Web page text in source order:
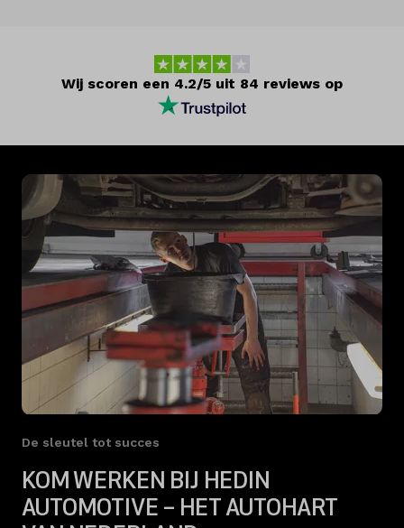
Wij scoren een 4.2/5 uit 84 reviews op
De sleutel tot succes
KOM WERKEN BIJ HEDIN
AUTOMOTIVE – HET AUTOHART